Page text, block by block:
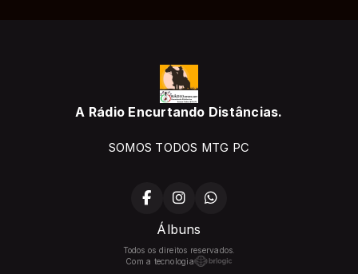
A Rádio Encurtando Distâncias.
SOMOS TODOS MTG PC
Álbuns
Todos os direitos reservados.
Com a tecnologia